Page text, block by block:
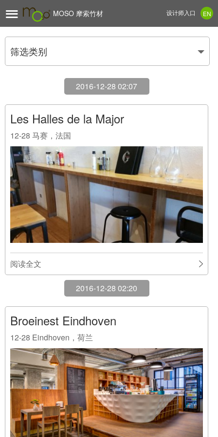
 MOSO 摩索竹材 EN
设计师入口
筛选类别
2016-12-28 02:07
Les Halles de la Major
12-28 马赛，法国
阅读全文
2016-12-28 02:20
Broeinest Eindhoven
12-28 Eindhoven，荷兰